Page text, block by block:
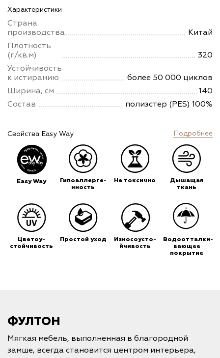
Характеристики
Страна
производства
Китай
Плотность
(г/кв.м)
320
Устойчивость
к истиранию
более 50 000 циклов
Ширина, см
140
Состав
полиэстер (PES) 100%
Свойства Easy Way Подробнее
Easy Way
Гипоаллерге-
нность
Не токсично
Дышащая
ткань
Цветоу-
стойчивость
Простой уход
Износоусто-
йчивость
Водоотталки-
вающее
покрытие
ФУЛТОН
Мягкая мебель, выполненная в благородной
замше, всегда становится центром интерьера,